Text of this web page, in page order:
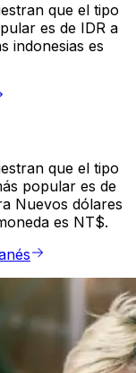
que el tipo
es de IDR a
indonesias es
que el tipo
popular es de
Nuevos dólares
es NT$.